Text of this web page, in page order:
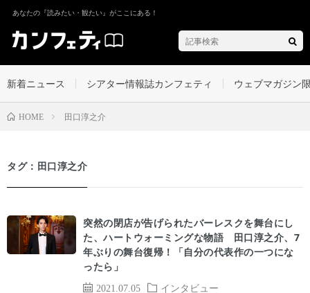
あなたの『読みたい・観たい』がここにある！
新着ニュース シアター情報誌カンフェティ ウェブマガジン
HOME 田口淳之介
タグ：田口淳之介
2021.07.05 インタビュー
突然の閉店が告げられたバーレスクを舞台にし
た、ハートウォーミングな物語 田口淳之介、7
年ぶりの舞台復帰！「自分の代表作の一つにな
ったら」